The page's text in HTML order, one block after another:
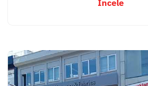
İncele